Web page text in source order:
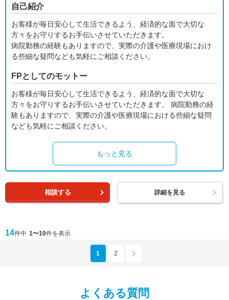
自己紹介
お客様が毎日安心して生活できるよう、経済的な面で大切な
方々をお守りするお手伝いさせていただきます。
病院勤務の経験もありますので、実際の介護や医療現場におけ
る些細な疑問なども気軽にご相談ください。
FPとしてのモットー
お客様が毎日安心して生活できるよう、経済的な面で大切な
方々をお守りするお手伝いさせていただきます。 病院勤務の経
験もありますので、実際の介護や医療現場における些細な疑問
なども気軽にご相談ください。
もっと見る
相談する 詳細を見る
14件中 1〜10件を表示
1 2
よくある質問